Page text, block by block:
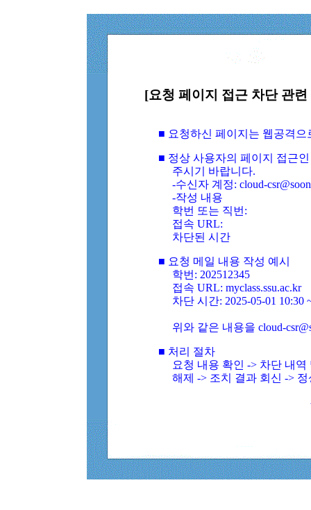
[요청 페이지 접근 차단 관
■ 요청하신 페이지는 웹공격
■ 정상 사용자의 페이지 접근
주시기 바랍니다.
-수신자 계정: cloud-
-작성 내용
학번 또는 직번:
접속 URL:
차단된 시간
■ 요청 메일 내용 작성 예시
학번: 202512345
접속 URL: myclass.ssu.ac.kr
차단 시간: 2025-05-01 10:30
위와 같은 내용을 cloud-
■ 처리 절차
요청 내용 확인 -> 차단 내
해제 -> 조치 결과 회신 ->